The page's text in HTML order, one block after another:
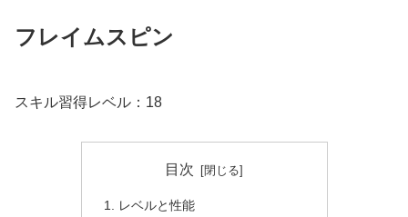
フレイムスピン
スキル習得レベル：18
目次
レベルと性能